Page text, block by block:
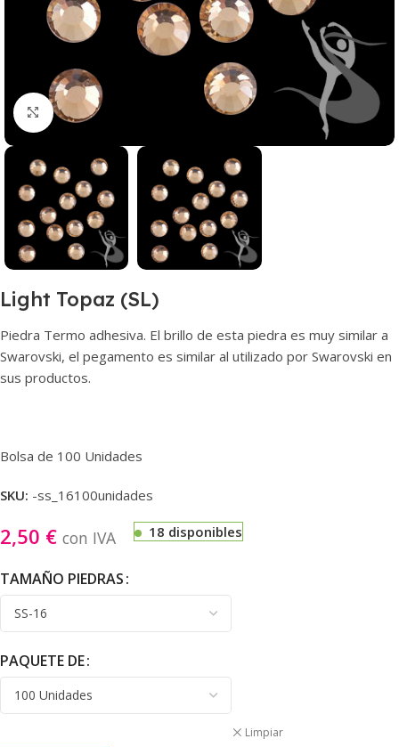
Haga clic para ampliar
Light Topaz (SL)
Piedra Termo adhesiva. El brillo de esta piedra es muy similar a
Swarovski, el pegamento es similar al utilizado por Swarovski en
sus productos.
Bolsa de 100 Unidades
SKU: -ss_16100unidades
2,50 € con IVA 18 disponibles
TAMAÑO PIEDRAS
PAQUETE DE
Limpiar